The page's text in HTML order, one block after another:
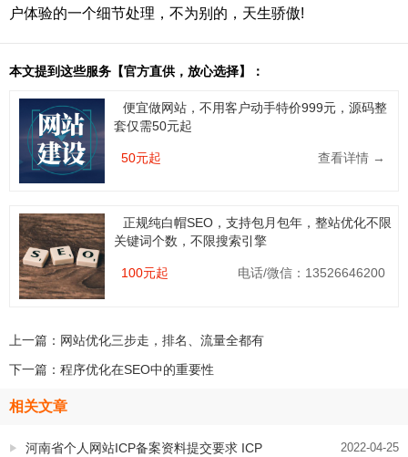
户体验的一个细节处理，不为别的，天生骄傲!
本文提到这些服务【官方直供，放心选择】：
便宜做网站，不用客户动手特价999元，源码整
套仅需50元起
50元起 查看详情 →
正规纯白帽SEO，支持包月包年，整站优化不限
关键词个数，不限搜索引擎
100元起 电话/微信：13526646200
上一篇： 网站优化三步走，排名、流量全都有
下一篇： 程序优化在SEO中的重要性
相关文章
2022-04-25
河南省个人网站ICP备案资料提交要求 ICP